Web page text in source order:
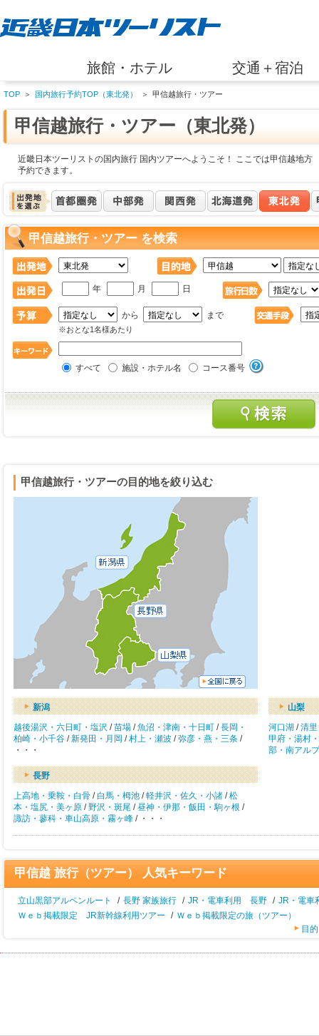
旅館・ホテル 交通＋宿泊
TOP ＞ 国内旅行予約TOP（東北発） ＞ 甲信越旅行・ツアー
甲信越旅行・ツアー（東北発）
近畿日本ツーリストの国内旅行 国内ツアーへようこそ！ ここでは甲信越地
予約できます。
甲信越旅行・ツアー を検索
年 月 日
から まで
※おとな1名様あたり
すべて 施設・ホテル名 コース番号
甲信越旅行・ツアーの目的地を絞り込む
新潟
越後湯沢・六日町・塩沢 /苗場 /魚沼・津南・十日町 /長岡・
柏崎・小千谷 /新発田・月岡 /村上・瀬波 /弥彦・燕・三条 /
・・・
山梨
河口湖 /清
甲府・湯村
部・南アル
長野
上高地・乗鞍・白骨 /白馬・栂池 /軽井沢・佐久・小諸 /松
本・塩尻・美ヶ原 /野沢・斑尾 /昼神・伊那・飯田・駒ヶ根 /
諏訪・蓼科・車山高原・霧ヶ峰 / ・・・
甲信越 旅行（ツアー） 人気キーワード
立山黒部アルペンルート / 長野 家族旅行 / JR・電車利用 長野 / JR・電
Ｗｅｂ掲載限定 JR新幹線利用ツアー
/ Ｗｅｂ掲載限定の旅（ツアー）
目